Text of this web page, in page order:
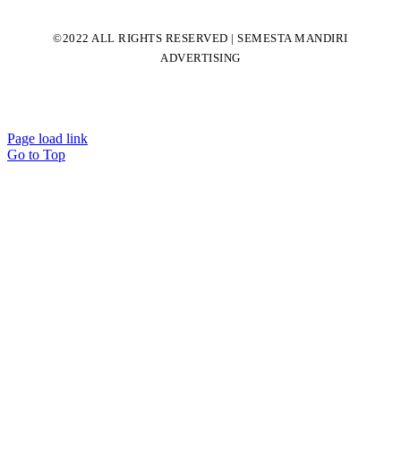
©2022 ALL RIGHTS RESERVED | SEMESTA MANDIRI
ADVERTISING
Page load link
Go to Top